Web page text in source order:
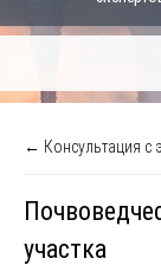
← Консультация с
участка